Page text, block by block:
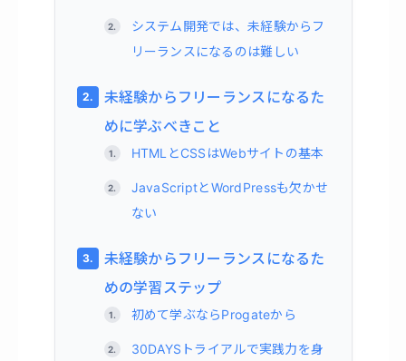
システム開発では、未経験からフ
リーランスになるのは難しい
未経験からフリーランスになるた
めに学ぶべきこと
HTMLとCSSはWebサイトの基本
JavaScriptとWordPressも欠かせ
ない
未経験からフリーランスになるた
めの学習ステップ
初めて学ぶならProgateから
30DAYSトライアルで実践力を身